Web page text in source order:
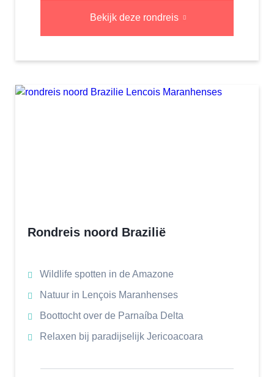
Bekijk deze rondreis
Rondreis noord Brazilië
Wildlife spotten in de Amazone
Natuur in Lençois Maranhenses
Boottocht over de Parnaíba Delta
Relaxen bij paradijselijk Jericoacoara